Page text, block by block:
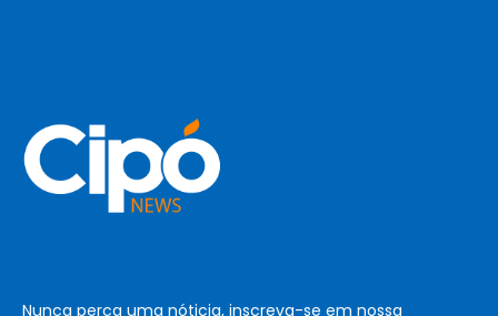
Nunca perca uma nóticia, inscreva-se em nossa